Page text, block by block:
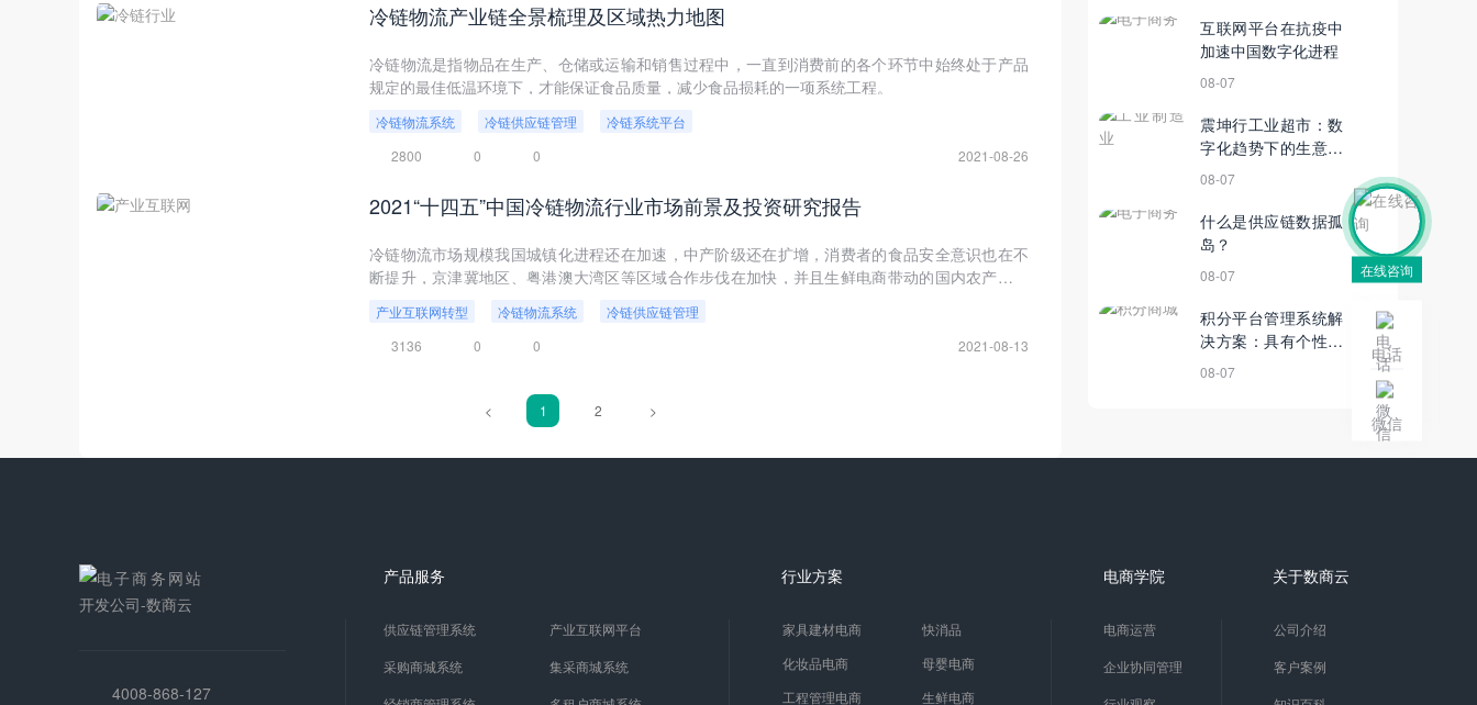
冷链物流产业链全景梳理及区域热力地图
冷链物流是指物品在生产、仓储或运输和销售过程中，一直到消费前的各个环节中始终处于产品
规定的最佳低温环境下，才能保证食品质量，减少食品损耗的一项系统工程。
冷链物流系统 冷链供应链管理
冷链系统平台
2800
0 0 2021-08-26
2021“十四五”中国冷链物流行业市场前景及投资研究报告
冷链物流市场规模我国城镇化进程还在加速，中产阶级还在扩增，消费者的食品安全意识也在不
断提升，京津冀地区、粤港澳大湾区等区域合作步伐在加快，并且生鲜电商带动的国内农产品、
冷链食品的产地、加工地和消费市场重塑，冷链需求正在快速增加。
产业互联网转型 冷链物流系统
冷链供应链管理
3136
0 0 2021-08-13
< 1 2 >
互联网平台在抗疫中
加速中国数字化进程
08-07
震坤行工业超市：数
字化趋势下的生意该
怎么做？
08-07
什么是供应链数据孤
岛？
08-07
积分平台管理系统解
决方案：具有个性化
功能的积分商城对企
08-07
4008-868-127
产品服务
供应链管理系统
产业互联网平台
采购商城系统
集采商城系统
行业方案
家具建材电商
快消品
化妆品电商
母婴电商
工程管理电商
生鲜电商
电商学院
电商运营
企业协同管理
关于数商云
公司介绍
客户案例
在线咨询
电话
微信